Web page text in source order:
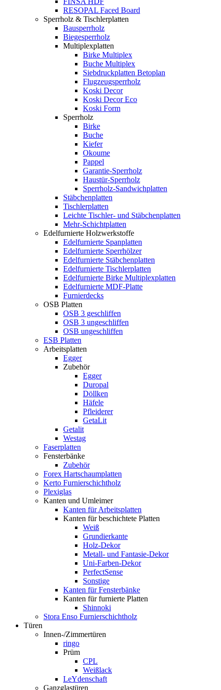
RESOPAL Faced Board
Sperrholz & Tischlerplatten
Bausperrholz
Biegesperrholz
Multiplexplatten
Birke Multiplex
Buche Multiplex
Siebdruckplatten Betoplan
Flugzeugsperrholz
Koski Decor
Koski Decor Eco
Koski Form
Sperrholz
Birke
Buche
Kiefer
Okoume
Pappel
Garantie-Sperrholz
Haustür-Sperrholz
Sperrholz-Sandwichplatten
Stäbchenplatten
Tischlerplatten
Leichte Tischler- und Stäbchenplatten
Mehr-Schichtplatten
Edelfurnierte Holzwerkstoffe
Edelfurnierte Spanplatten
Edelfurnierte Sperrhölzer
Edelfurnierte Stäbchenplatten
Edelfurnierte Tischlerplatten
Edelfurnierte Birke Multiplexplatten
Edelfurnierte MDF-Platte
Furnierdecks
OSB Platten
OSB 3 geschliffen
OSB 3 ungeschliffen
OSB ungeschliffen
ESB Platten
Arbeitsplatten
Egger
Zubehör
Egger
Duropal
Döllken
Häfele
Pfleiderer
GetaLit
Getalit
Westag
Faserplatten
Fensterbänke
Zubehör
Forex Hartschaumplatten
Kerto Furnierschichtholz
Plexiglas
Kanten und Umleimer
Kanten für Arbeitsplatten
Kanten für beschichtete Platten
Weiß
Grundierkante
Holz-Dekor
Metall- und Fantasie-Dekor
Uni-Farben-Dekor
PerfectSense
Sonstige
Kanten für Fensterbänke
Kanten für furnierte Platten
Shinnoki
Stora Enso Furnierschichtholz
Türen
Innen-/Zimmertüren
ringo
Prüm
CPL
Weißlack
LeYdenschaft
Ganzglastüren